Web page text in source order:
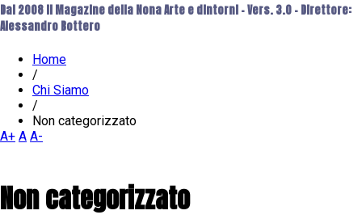
Dal 2008 il Magazine della Nona Arte e dintorni - Vers. 3.0 - Direttore:
Alessandro Bottero
Home
/
Chi Siamo
/
Non categorizzato
A+ A A-
Non categorizzato